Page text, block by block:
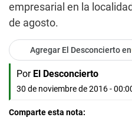
empresarial en la
de agosto.
Agregar El Desconcierto en
Por El Desconcierto
30 de noviembre de 2016 -
Comparte esta nota: